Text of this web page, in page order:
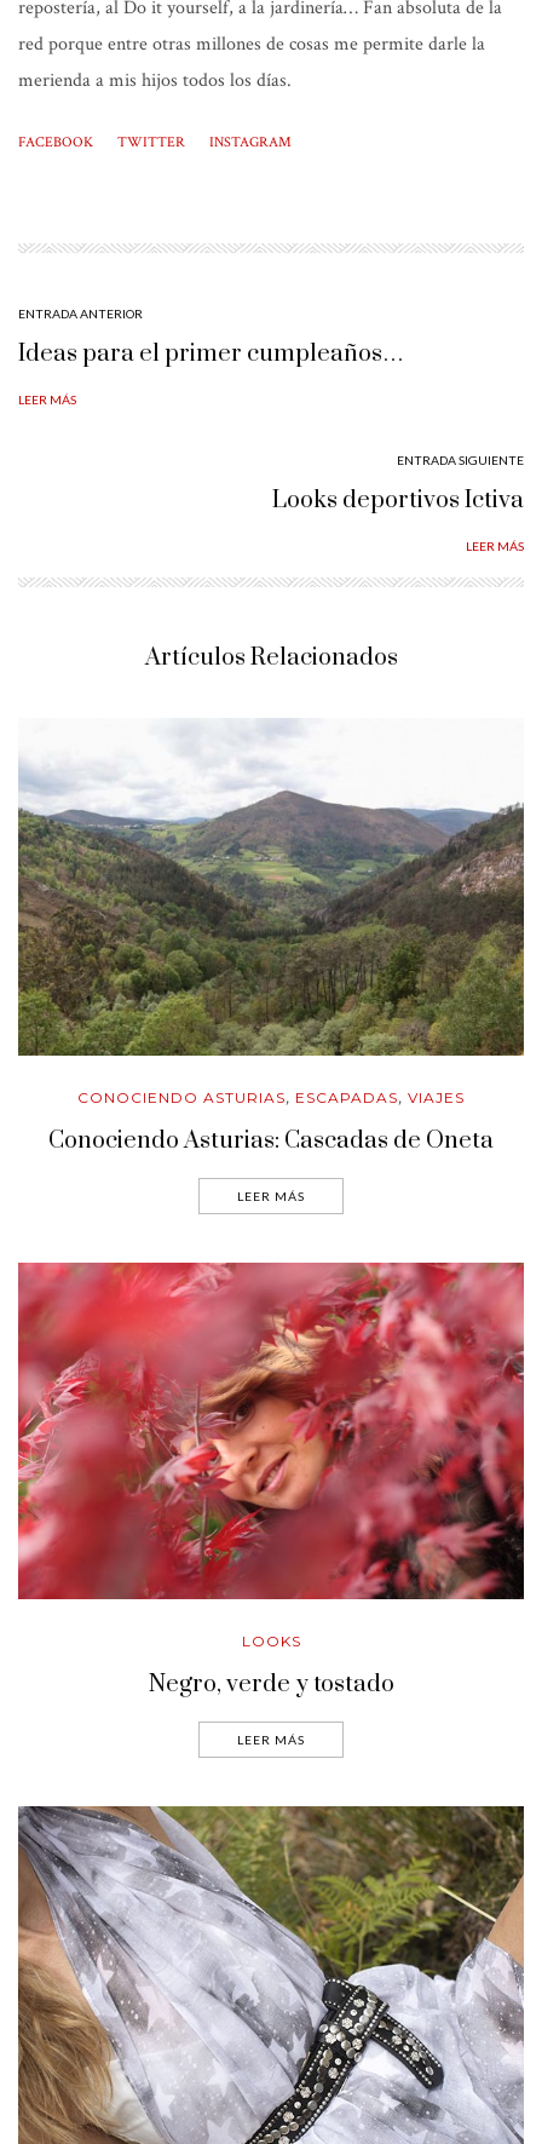
repostería, al Do it yourself, a la jardinería… Fan absoluta de la
red porque entre otras millones de cosas me permite darle la
merienda a mis hijos todos los días.
FACEBOOK TWITTER INSTAGRAM
ENTRADA ANTERIOR
Ideas para el primer cumpleaños…
LEER MÁS
ENTRADA SIGUIENTE
Looks deportivos Ictiva
LEER MÁS
Artículos Relacionados
CONOCIENDO ASTURIAS, ESCAPADAS, VIAJES
Conociendo Asturias: Cascadas de Oneta
LEER MÁS
LOOKS
Negro, verde y tostado
LEER MÁS